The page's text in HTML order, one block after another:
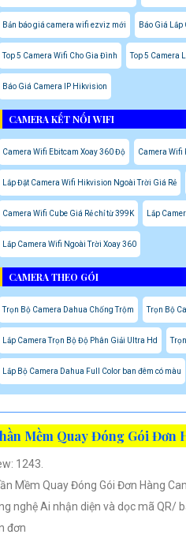
Bản báo giá camera wifi ezviz mới Báo Giá Lắp
Top 5 Camera Wifi Cho Gia Đình Top 5 Camera
Báo Giá Camera IP Hikvision
CAMERA KẾT NỐI WIFI
Camera Wifi Ebitcam Xoay 360 Độ Camera Wifi
Lắp Đặt Camera Wifi Hikvision Ngoài Trời Giá Rẻ
Camera Wifi Cube Giá Rẻ chỉ từ 399K Lắp
Lắp Camera Wifi Ngoài Trời Xoay 360
CAMERA THEO GÓI
Trọn Bộ Camera Dahua Chống Trộm Trọn Bộ
Lắp Camera Trọn Bộ Độ Phân Giải Ultra Hd
Lắp Bộ Camera Dahua Full Color ban đêm có màu
Mềm Quay Đóng Gói Đơn
1243.
Mềm Quay Đóng Gói Đơn Hàng
nghệ Ai nhận diện và dọc mã QR/
đơn